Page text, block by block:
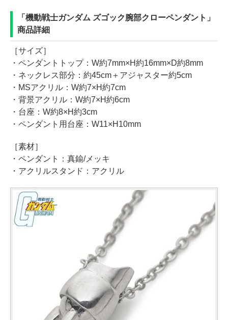
「機動戦士ガンダム ズゴック腕部クローペンダント」
商品詳細
［サイズ］
・ペンダントトップ：W約7mm×H約16mm×D約8mm
・ネックレス部分：約45cm＋アジャスター約5cm
・MSアクリル：W約7×H約7cm
・背景アクリル：W約7×H約6cm
・台座：W約8×H約3cm
・ペンダント用台座：W11×H10mm
［素材］
・ペンダント：真鍮/メッキ
・アクリルスタンド：アクリル